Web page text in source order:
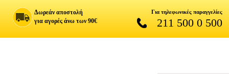
Δωρεάν αποστολή
για αγορές άνω των 90€
Για τηλεφωνικές παραγγελίες
211 500 0 500